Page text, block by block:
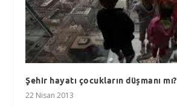
Şehir hayatı çocukların düşmanı mı?
22 Nisan 2013